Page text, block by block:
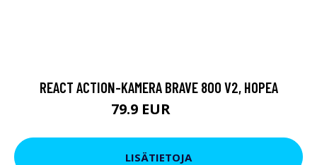
REACT ACTION-KAMERA BRAVE 800 V2, HOPEA
79.9 EUR
LISÄTIETOJA